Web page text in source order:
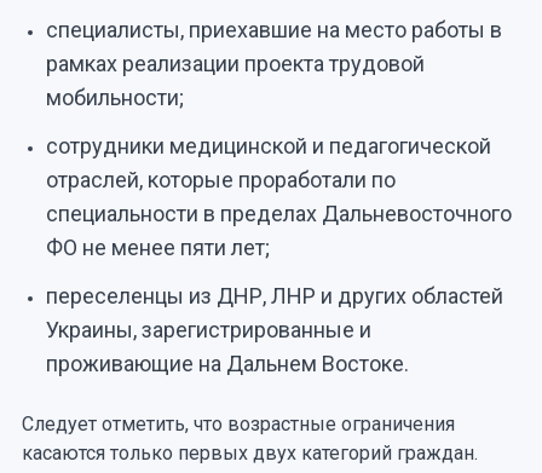
специалисты, приехавшие на место работы в
рамках реализации проекта трудовой
мобильности;
сотрудники медицинской и педагогической
отраслей, которые проработали по
специальности в пределах Дальневосточного
ФО не менее пяти лет;
переселенцы из ДНР, ЛНР и других областей
Украины, зарегистрированные и
проживающие на Дальнем Востоке.
Следует отметить, что возрастные ограничения
касаются только первых двух категорий граждан.